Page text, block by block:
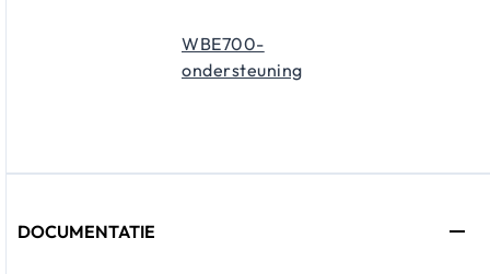
WBE700-
ondersteuning
DOCUMENTATIE